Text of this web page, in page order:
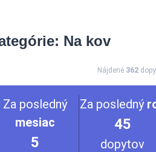
Na kov
Nájdené 362
Za posledný
mesiac
5
Za posledný
45
dopytov